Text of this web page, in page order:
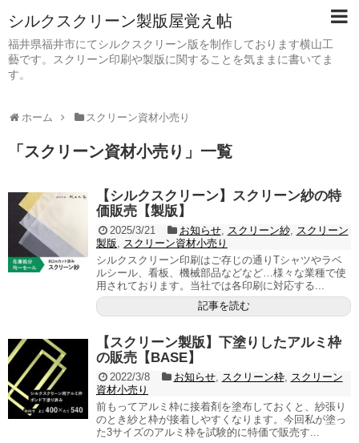
シルクスクリーン製版屋覚え帖
福井県福井市にてシルクスクリーン版を制作しております横山工
藝です。スクリーン印刷や製版に関することを気ままに書いてま
す。
ホーム スクリーン資材小売り
「 スクリーン資材小売り 」 一覧
【シルクスクリーン】スクリーン紗の特
価販売【製版】
2025/3/21 お知らせ, スクリーン紗, スクリーン
製版, スクリーン資材小売り
シルクスクリーン印刷はご存じの通りTシャツやラベ
ルシール、看板、機械部品などなど…様々な業種で使
用されております。当社では各印刷に対応する...
記事を読む
【スクリーン製版】下塗りしたアルミ枠
の販売【BASE】
2022/3/8 お知らせ, スクリーン枠, スクリーン
資材小売り
前もってアルミ枠に接着剤を塗布しておくと、紗張り
のとき紗と枠が接着しやすくなります。今回私が塗っ
た3サイズのアルミ枠を試験的に特価で販売す...